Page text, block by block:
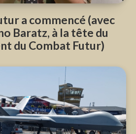
a commencé (avec
Baratz, à la tête du
du Combat Futur)